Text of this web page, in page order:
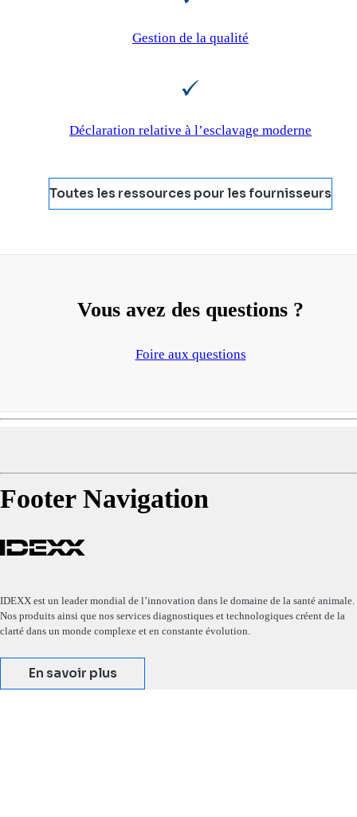
Gestion de la qualité
Déclaration relative à l’esclavage moderne
Toutes les ressources pour les fournisseurs
Vous avez des questions ?
Foire aux questions
Footer Navigation
IDEXX est un leader mondial de l’innovation dans le domaine de la santé animale.
Nos produits ainsi que nos services diagnostiques et technologiques créent de la
clarté dans un monde complexe et en constante évolution.
En savoir plus